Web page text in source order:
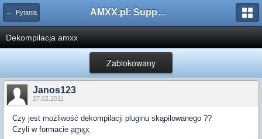
← Pytania AMXX.pl: Support AMX Mod X i SourceMod
Dekompilacja amxx
Zablokowany
Janos123
27.02.2011
Czy jest możliwość dekompilacji pluginu skąpilowanego ??
Czyli w formacie amxx